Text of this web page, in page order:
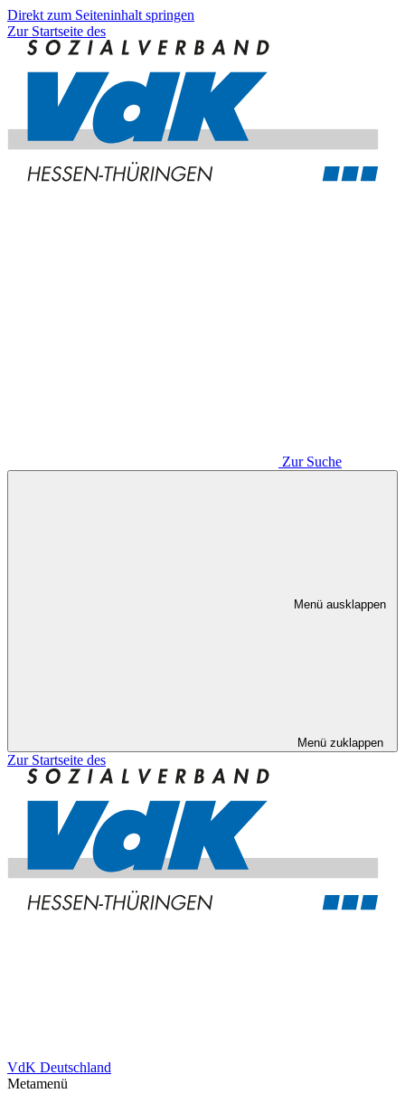
Direkt zum Seiteninhalt springen
Zur Startseite des
Zur Suche
Menü ausklappen
Menü zuklappen
Zur Startseite des
VdK Deutschland
Metamenü